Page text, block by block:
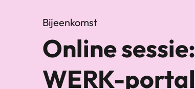
Bijeenkomst
Online sessie:
WERK-portal